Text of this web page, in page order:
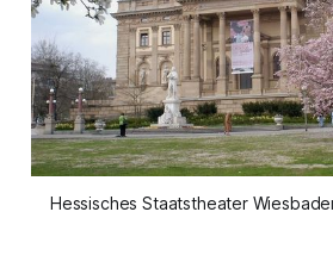
Hessisches Staatstheater